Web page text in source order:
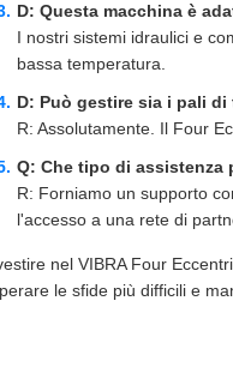
D: Questa macchina è
I nostri sistemi idraulici e
bassa temperatura.
D: Può gestire sia i pali
R: Assolutamente. Il Four
Q: Che tipo di assistenza
R: Forniamo un supporto
l'accesso a una rete di
nel VIBRA Four
le sfide più difficili e